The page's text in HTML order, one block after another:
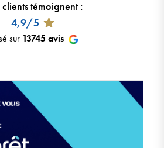
clients témoignent:
4,9/5
sur 13745 avis